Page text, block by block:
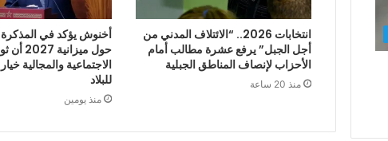
انتخابات 2026.. “الائتلاف المدني من
أجل الجبل” يرفع عشرة مطالب أمام
الأحزاب لإنصاف المناطق الجبلية
منذ 20 ساعة
أخنوش يؤكد في المذكرة
حول
الاجتماعية والمجالية
للبلاد
منذ يومين